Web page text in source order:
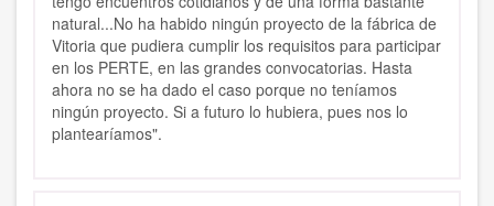
natural...No ha habido ningún proyecto de la fábrica de
Vitoria que pudiera cumplir los requisitos para participar
en los PERTE, en las grandes convocatorias. Hasta
ahora no se ha dado el caso porque no teníamos
ningún proyecto. Si a futuro lo hubiera, pues nos lo
plantearíamos".